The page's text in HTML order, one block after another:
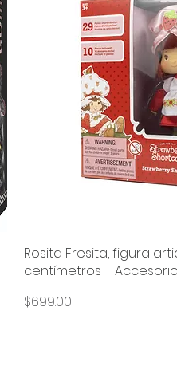
Vista
Rosita Fresita, figura
centímetros +
Precio
$699.00